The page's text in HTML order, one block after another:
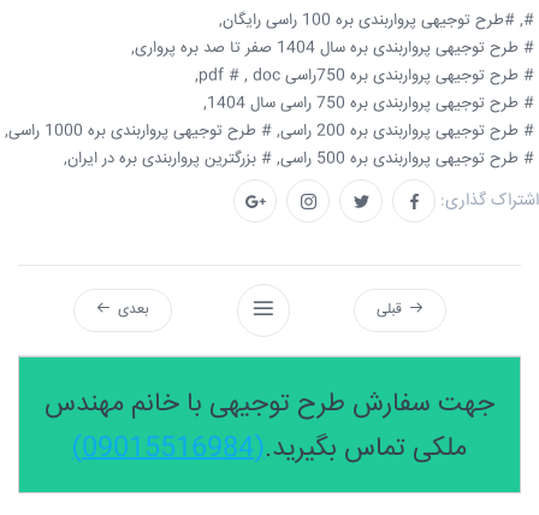
#, #طرح توجیهی پرواربندی بره 100 راسی رایگان,
# طرح توجیهی پرواربندی بره سال 1404 صفر تا صد بره پرواری,
# طرح توجیهی پرواربندی بره 750راسی doc ,
# pdf,
# طرح توجیهی پرواربندی بره 750 راسی سال 1404,
# طرح توجیهی پرواربندی بره 200 راسی,
# طرح توجیهی پرواربندی بره 1000 راسی,
# طرح توجیهی پرواربندی بره 500 راسی,
# بزرگترین پرواربندی بره در ایران,
اشتراک گذاری:
قبلی بعدی
جهت سفارش طرح توجیهی با خانم مهندس
ملکی تماس بگیرید.(09015516984)